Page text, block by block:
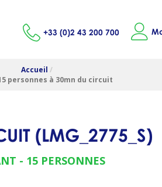
+33 (0)2 43 200 700
Accueil /
personnes à 30mn du circuit
(LMG_2775_S)
15 PERSONNES